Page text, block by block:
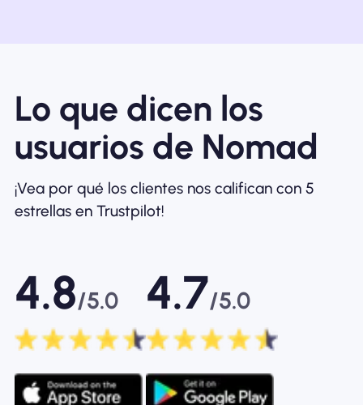
Lo que dicen los
usuarios de Nomad
¡Vea por qué los clientes nos califican con 5
estrellas en Trustpilot!
4.8/5.0 4.7/5.0